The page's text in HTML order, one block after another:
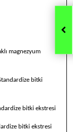
magnezyum
bitki
bitki ekstresi
bitki ekstresi